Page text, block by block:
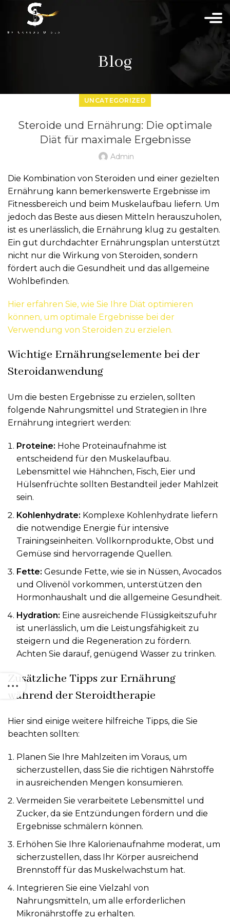
Blog
UNCATEGORIZED
Steroide und Ernährung: Die optimale
Diät für maximale Ergebnisse
Admin
Die Kombination von Steroiden und einer gezielten
Ernährung kann bemerkenswerte Ergebnisse im
Fitnessbereich und beim Muskelaufbau liefern. Um
jedoch das Beste aus diesen Mitteln herauszuholen,
ist es unerlässlich, die Ernährung klug zu gestalten.
Ein gut durchdachter Ernährungsplan unterstützt
nicht nur die Wirkung von Steroiden, sondern
fördert auch die Gesundheit und das allgemeine
Wohlbefinden.
Hier erfahren Sie, wie Sie Ihre Diät optimieren
können, um optimale Ergebnisse bei der
Verwendung von Steroiden zu erzielen.
Wichtige Ernährungselemente bei der
Steroidanwendung
Um die besten Ergebnisse zu erzielen, sollten
folgende Nahrungsmittel und Strategien in Ihre
Ernährung integriert werden:
Proteine: Hohe Proteinaufnahme ist
entscheidend für den Muskelaufbau.
Lebensmittel wie Hähnchen, Fisch, Eier und
Hülsenfrüchte sollten Bestandteil jeder Mahlzeit
sein.
Kohlenhydrate: Komplexe Kohlenhydrate liefern
die notwendige Energie für intensive
Trainingseinheiten. Vollkornprodukte, Obst und
Gemüse sind hervorragende Quellen.
Fette: Gesunde Fette, wie sie in Nüssen, Avocados
und Olivenöl vorkommen, unterstützen den
Hormonhaushalt und die allgemeine Gesundheit.
Hydration: Eine ausreichende Flüssigkeitszufuhr
ist unerlässlich, um die Leistungsfähigkeit zu
steigern und die Regeneration zu fördern.
Achten Sie darauf, genügend Wasser zu trinken.
Zusätzliche Tipps zur Ernährung
während der Steroidtherapie
Hier sind einige weitere hilfreiche Tipps, die Sie
beachten sollten:
Planen Sie Ihre Mahlzeiten im Voraus, um
sicherzustellen, dass Sie die richtigen Nährstoffe
in ausreichenden Mengen konsumieren.
Vermeiden Sie verarbeitete Lebensmittel und
Zucker, da sie Entzündungen fördern und die
Ergebnisse schmälern können.
Erhöhen Sie Ihre Kalorienaufnahme moderat, um
sicherzustellen, dass Ihr Körper ausreichend
Brennstoff für das Muskelwachstum hat.
Integrieren Sie eine Vielzahl von
Nahrungsmitteln, um alle erforderlichen
Mikronährstoffe zu erhalten.